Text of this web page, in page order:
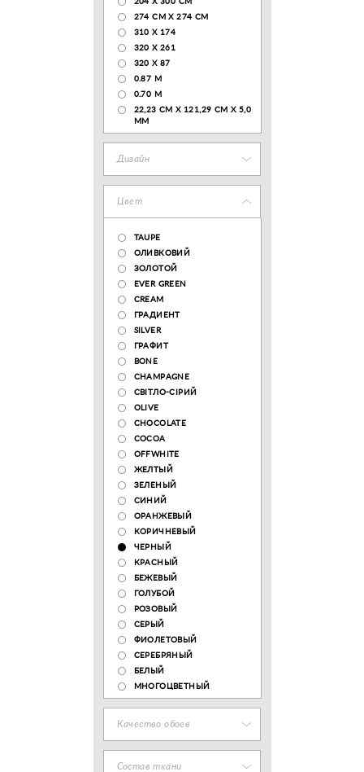
204 Х 300 СМ
274 СМ Х 274 СМ
310 X 174
320 X 261
320 X 87
0.87 M
0.70 M
22,23 CM X 121,29 CM X 5,0
MM
Дизайн
Цвет
TAUPE
ОЛИВКОВИЙ
ЗОЛОТОЙ
EVER GREEN
CREAM
ГРАДИЕНТ
SILVER
ГРАФИТ
BONE
CHAMPAGNE
СВІТЛО-СІРИЙ
OLIVE
CHOCOLATE
COCOA
OFFWHITE
ЖЕЛТЫЙ
ЗЕЛЕНЫЙ
СИНИЙ
ОРАНЖЕВЫЙ
КОРИЧНЕВЫЙ
ЧЕРНЫЙ
КРАСНЫЙ
БЕЖЕВЫЙ
ГОЛУБОЙ
РОЗОВЫЙ
СЕРЫЙ
ФИОЛЕТОВЫЙ
СЕРЕБРЯНЫЙ
БЕЛЫЙ
МНОГОЦВЕТНЫЙ
Качество обоев
Состав ткани